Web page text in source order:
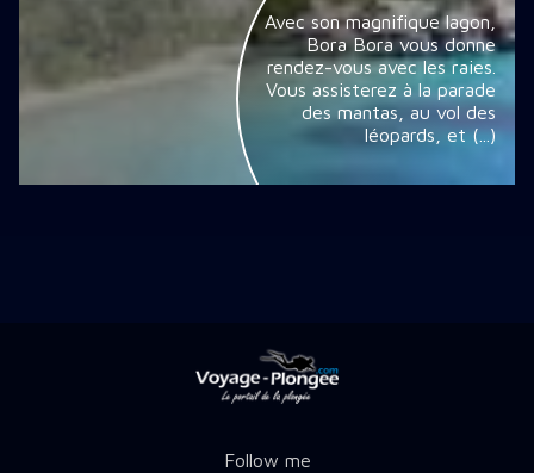
Avec son magnifique lagon,
Bora Bora vous donne
rendez-vous avec les raies.
Vous assisterez à la parade
des mantas, au vol des
léopards, et (...)
Follow me